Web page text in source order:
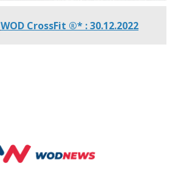
WOD CrossFit ®* : 30.12.2022